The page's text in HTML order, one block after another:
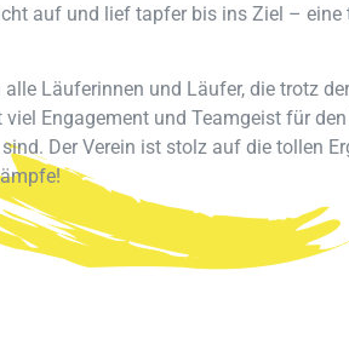
auf und lief tapfer bis ins Ziel – eine
alle Läuferinnen und Läufer, die trotz
Engagement und Teamgeist für
Der Verein ist stolz auf die tollen